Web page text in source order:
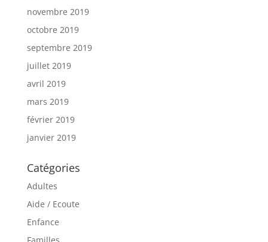
novembre 2019
octobre 2019
septembre 2019
juillet 2019
avril 2019
mars 2019
février 2019
janvier 2019
Catégories
Adultes
Aide / Ecoute
Enfance